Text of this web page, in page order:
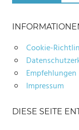
Cookie-
Empfehlungen
Impressum
DIESE SEITE